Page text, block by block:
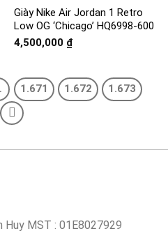
Giày Nike Air Jordan 1 Retro
Low OG ‘Chicago’ HQ6998-600
4,500,000 ₫
1.671 1.672 1.673
Huy MST : 01E8027929